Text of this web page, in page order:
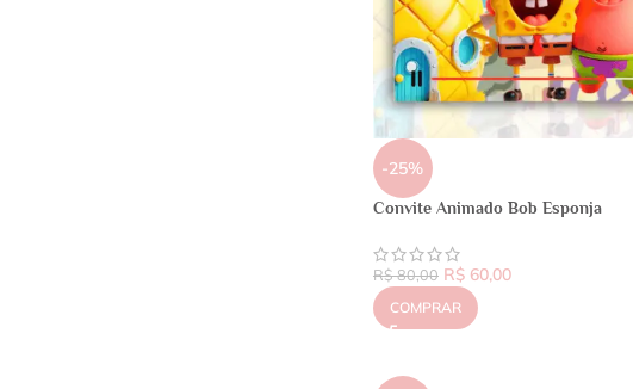
-25%
Convite Animado Bob Esponja
R$80,00 R$60,00
COMPRAR